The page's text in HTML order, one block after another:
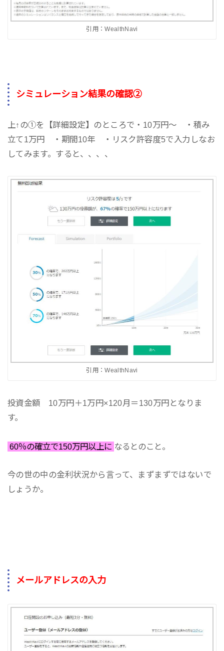
引用：WealthNavi
シミュレーション結果の確認②
上↑の①を【詳細設定】のところで・10万円～ ・積み
立て1万円 ・期間10年 ・リスク許容度5で入力しなお
してみます。すると、、、、
引用：WealthNavi
投資金額 10万円＋1万円×120月＝130万円となりま
す。
60％の確立で150万円以上に なるとのこと。
今の世の中の金利状況から言って、まずまずではないで
しょうか。
メールアドレスの入力